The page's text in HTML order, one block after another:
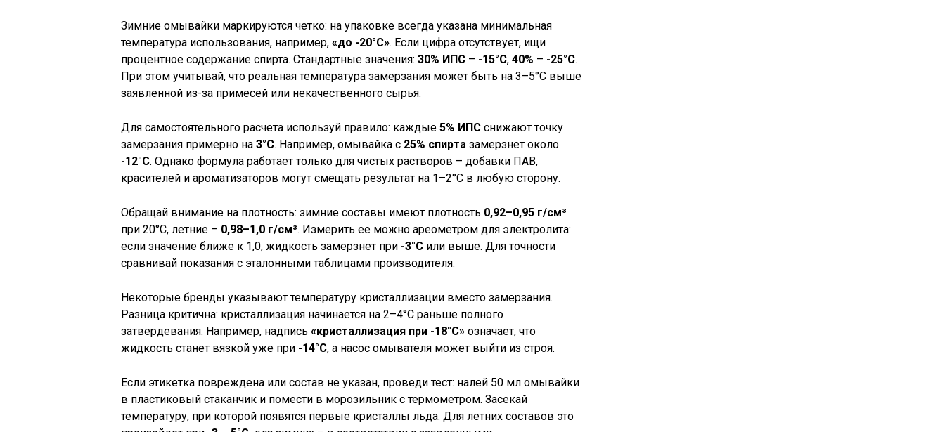
Зимние омывайки маркируются четко: на упаковке всегда указана минимальная
температура использования, например, «до -20°C». Если цифра отсутствует, ищи
процентное содержание спирта. Стандартные значения: 30% ИПС – -15°C, 40% – -25°C.
При этом учитывай, что реальная температура замерзания может быть на 3–5°C выше
заявленной из-за примесей или некачественного сырья.
Для самостоятельного расчета используй правило: каждые 5% ИПС снижают точку
замерзания примерно на 3°C. Например, омывайка с 25% спирта замерзнет около
-12°C. Однако формула работает только для чистых растворов – добавки ПАВ,
красителей и ароматизаторов могут смещать результат на 1–2°C в любую сторону.
Обращай внимание на плотность: зимние составы имеют плотность 0,92–0,95 г/см³
при 20°C, летние – 0,98–1,0 г/см³. Измерить ее можно ареометром для электролита:
если значение ближе к 1,0, жидкость замерзнет при -3°C или выше. Для точности
сравнивай показания с эталонными таблицами производителя.
Некоторые бренды указывают температуру кристаллизации вместо замерзания.
Разница критична: кристаллизация начинается на 2–4°C раньше полного
затвердевания. Например, надпись «кристаллизация при -18°C» означает, что
жидкость станет вязкой уже при -14°C, а насос омывателя может выйти из строя.
Если этикетка повреждена или состав не указан, проведи тест: налей 50 мл омывайки
в пластиковый стаканчик и помести в морозильник с термометром. Засекай
температуру, при которой появятся первые кристаллы льда. Для летних составов это